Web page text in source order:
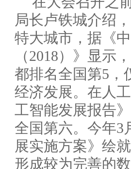
局长卢铁城介绍
特大城市，据《
（2018）》显示
都排名全国第5，
经济发展。在人
工智能发展报告
全国第六。今年3
展实施方案》绘
形成较为完善的